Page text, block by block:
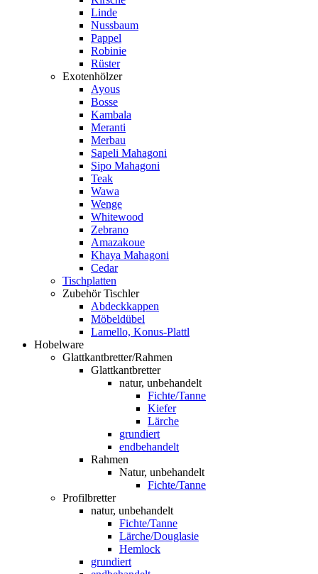
Linde
Nussbaum
Pappel
Robinie
Rüster
Exotenhölzer
Ayous
Bosse
Kambala
Meranti
Merbau
Sapeli Mahagoni
Sipo Mahagoni
Teak
Wawa
Wenge
Whitewood
Zebrano
Amazakoue
Khaya Mahagoni
Cedar
Tischplatten
Zubehör Tischler
Abdeckkappen
Möbeldübel
Lamello, Konus-Plattl
Hobelware
Glattkantbretter/Rahmen
Glattkantbretter
natur, unbehandelt
Fichte/Tanne
Kiefer
Lärche
grundiert
endbehandelt
Rahmen
Natur, unbehandelt
Fichte/Tanne
Profilbretter
natur, unbehandelt
Fichte/Tanne
Lärche/Douglasie
Hemlock
grundiert